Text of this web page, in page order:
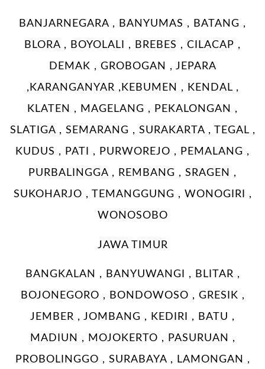
BANJARNEGARA , BANYUMAS , BATANG ,
BLORA , BOYOLALI , BREBES , CILACAP ,
DEMAK , GROBOGAN , JEPARA
,KARANGANYAR ,KEBUMEN , KENDAL ,
KLATEN , MAGELANG , PEKALONGAN ,
SLATIGA , SEMARANG , SURAKARTA , TEGAL ,
KUDUS , PATI , PURWOREJO , PEMALANG ,
PURBALINGGA , REMBANG , SRAGEN ,
SUKOHARJO , TEMANGGUNG , WONOGIRI ,
WONOSOBO
JAWA TIMUR
BANGKALAN , BANYUWANGI , BLITAR ,
BOJONEGORO , BONDOWOSO , GRESIK ,
JEMBER , JOMBANG , KEDIRI , BATU ,
MADIUN , MOJOKERTO , PASURUAN ,
PROBOLINGGO , SURABAYA , LAMONGAN ,